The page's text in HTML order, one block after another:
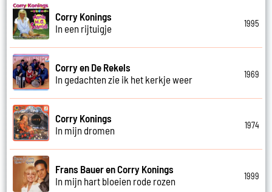
Corry Konings
In een rijtuigje
1995
Corry en De Rekels
In gedachten zie ik het kerkje weer
1969
Corry Konings
In mijn dromen
1974
Frans Bauer en Corry Konings
In mijn hart bloeien rode rozen
1999